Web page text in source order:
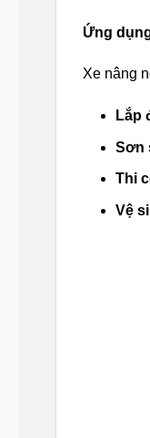
Ứng
Xe nâng
Lắp
Sơn
Thi
Vệ